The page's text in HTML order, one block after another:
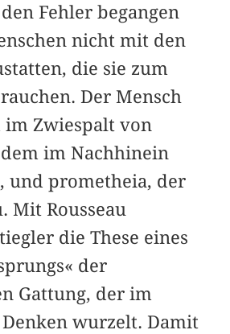
Fehler begangen
nicht mit den
die sie zum
Der Mensch
im Zwiespalt von
im Nachhinein
und prometheia, der
Mit Rousseau
die These eines
der
Gattung, der im
wurzelt. Damit